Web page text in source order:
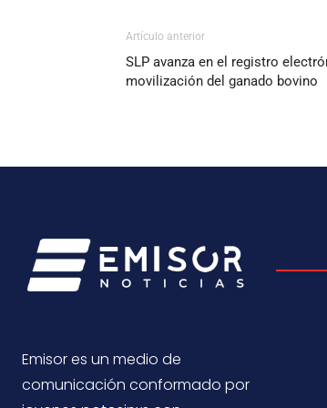
Artículo anterior
SLP avanza en el registro
movilización del ganado bovino
Emisor es un medio de
comunicación conformado por